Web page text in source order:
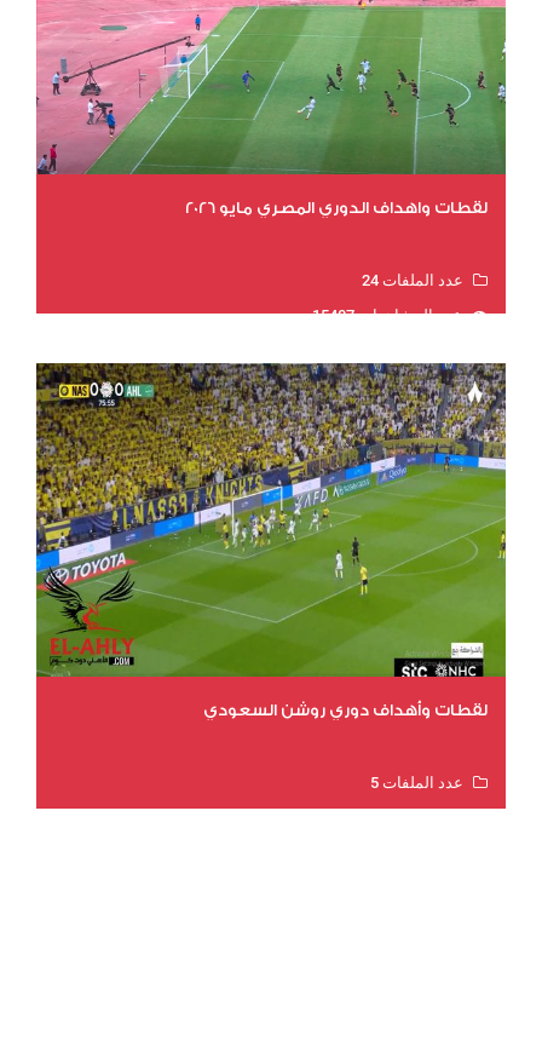
لقطات واهداف الدوري المصري مايو 2026
عدد الملفات 24
عدد المشاهدات 15407
لقطات وأهداف دوري روشن السعودي
عدد الملفات 5